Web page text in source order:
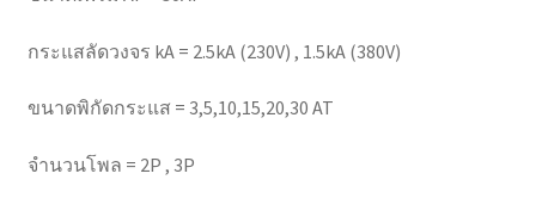
กระแสลัดวงจร kA = 2.5kA (230V) , 1.5kA (380V)
ขนาดพิกัดกระแส = 3,5,10,15,20,30 AT
จำนวนโพล = 2P , 3P